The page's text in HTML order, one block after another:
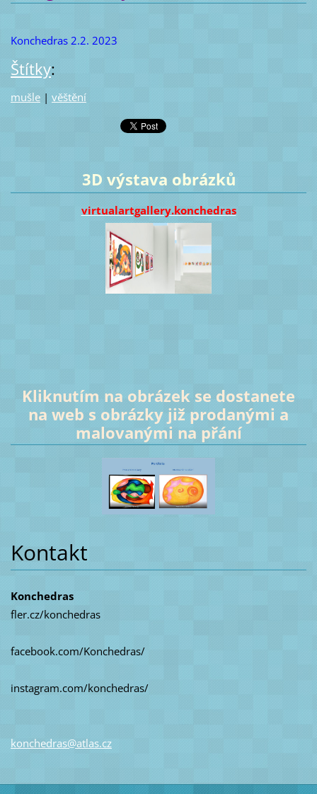
Konchedras 2.2. 2023
Štítky:
mušle | věštění
3D výstava obrázků
virtualartgallery.konchedras
Kliknutím na obrázek se dostanete
na web s obrázky již prodanými a
malovanými na přání
Kontakt
Konchedras
fler.cz/konchedras
facebook.com/Konchedras/
instagram.com/konchedras/
konchedras@atlas.cz